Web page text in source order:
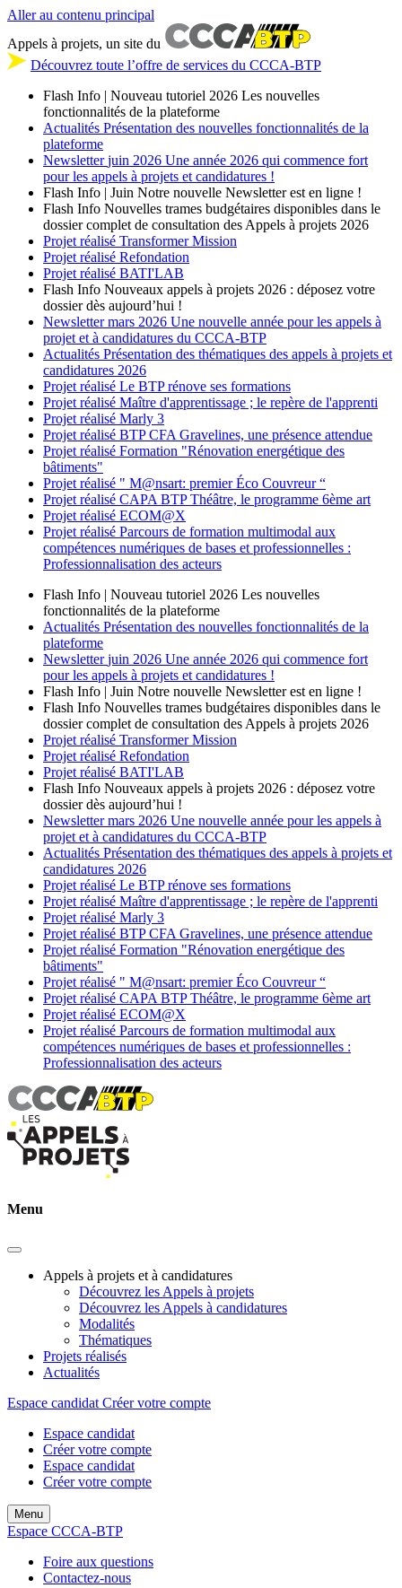
Aller au contenu principal
Appels à projets, un site du
Découvrez toute l’offre de services du CCCA-BTP
Flash Info | Nouveau tutoriel 2026 Les nouvelles
fonctionnalités de la plateforme
Actualités Présentation des nouvelles fonctionnalités de la
plateforme
Newsletter juin 2026 Une année 2026 qui commence fort
pour les appels à projets et candidatures !
Flash Info | Juin Notre nouvelle Newsletter est en ligne !
Flash Info Nouvelles trames budgétaires disponibles dans le
dossier complet de consultation des Appels à projets 2026
Projet réalisé Transformer Mission
Projet réalisé Refondation
Projet réalisé BATI'LAB
Flash Info Nouveaux appels à projets 2026 : déposez votre
dossier dès aujourd’hui !
Newsletter mars 2026 Une nouvelle année pour les appels à
projet et à candidatures du CCCA-BTP
Actualités Présentation des thématiques des appels à projets et
candidatures 2026
Projet réalisé Le BTP rénove ses formations
Projet réalisé Maître d'apprentissage ; le repère de l'apprenti
Projet réalisé Marly 3
Projet réalisé BTP CFA Gravelines, une présence attendue
Projet réalisé Formation "Rénovation energétique des
bâtiments"
Projet réalisé " M@nsart: premier Éco Couvreur “
Projet réalisé CAPA BTP Théâtre, le programme 6ème art
Projet réalisé ECOM@X
Projet réalisé Parcours de formation multimodal aux
compétences numériques de bases et professionnelles :
Professionnalisation des acteurs
Flash Info | Nouveau tutoriel 2026 Les nouvelles
fonctionnalités de la plateforme
Actualités Présentation des nouvelles fonctionnalités de la
plateforme
Newsletter juin 2026 Une année 2026 qui commence fort
pour les appels à projets et candidatures !
Flash Info | Juin Notre nouvelle Newsletter est en ligne !
Flash Info Nouvelles trames budgétaires disponibles dans le
dossier complet de consultation des Appels à projets 2026
Projet réalisé Transformer Mission
Projet réalisé Refondation
Projet réalisé BATI'LAB
Flash Info Nouveaux appels à projets 2026 : déposez votre
dossier dès aujourd’hui !
Newsletter mars 2026 Une nouvelle année pour les appels à
projet et à candidatures du CCCA-BTP
Actualités Présentation des thématiques des appels à projets et
candidatures 2026
Projet réalisé Le BTP rénove ses formations
Projet réalisé Maître d'apprentissage ; le repère de l'apprenti
Projet réalisé Marly 3
Projet réalisé BTP CFA Gravelines, une présence attendue
Projet réalisé Formation "Rénovation energétique des
bâtiments"
Projet réalisé " M@nsart: premier Éco Couvreur “
Projet réalisé CAPA BTP Théâtre, le programme 6ème art
Projet réalisé ECOM@X
Projet réalisé Parcours de formation multimodal aux
compétences numériques de bases et professionnelles :
Professionnalisation des acteurs
Menu
Appels à projets et à candidatures
Découvrez les Appels à projets
Découvrez les Appels à candidatures
Modalités
Thématiques
Projets réalisés
Actualités
Espace candidat Créer votre compte
Espace candidat
Créer votre compte
Espace candidat
Créer votre compte
Menu
Espace CCCA-BTP
Foire aux questions
Contactez-nous